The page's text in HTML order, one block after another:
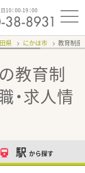
10：00-19：00
県 にかほ市 教育制
教育制
・求人情
駅 から探す